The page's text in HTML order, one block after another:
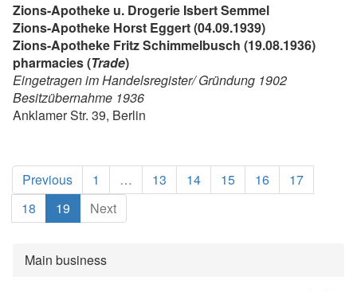
Zions-Apotheke u. Drogerie Isbert Semmel
Zions-Apotheke Horst Eggert (04.09.1939)
Zions-Apotheke Fritz Schimmelbusch (19.08.1936)
pharmacies (Trade)
Eingetragen im Handelsregister/ Gründung 1902
Besitzübernahme 1936
Anklamer Str. 39, Berlin
Previous 1 … 13 14 15 16
17
18
19 (current)
Next
Main business